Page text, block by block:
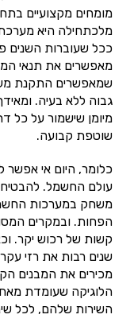
מומחים מקצועיים
מלכתחילה היא
ככל שעוברות השנים
שמאפשרים התקנת
גבוה ללא בעיה.
מיומן שישמור על כל
שוטפת קבועה.
כלומר, היום אי
עולם החשמל. להבטיח
משחק במערכות
הפחות. ובמקרים
קשות של רכוש יקר.
שנים רבות את רזי
מכירים את המבנים
הלוגיקה שעומדת
השירות שלהם, לכל